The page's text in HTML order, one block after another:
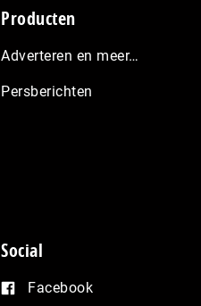
Producten
Adverteren en meer…
Persberichten
Social
Facebook